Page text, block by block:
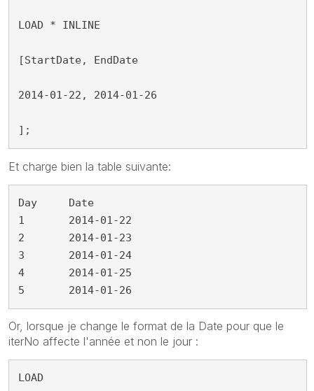
LOAD * INLINE
[StartDate, EndDate
2014-01-22, 2014-01-26
];
Et charge bien la table suivante:
Day     Date
1	2014-01-22
2	2014-01-23
3	2014-01-24
4	2014-01-25
5	2014-01-26
Or, lorsque je change le format de la Date pour que le
iterNo affecte l'année et non le jour :
LOAD